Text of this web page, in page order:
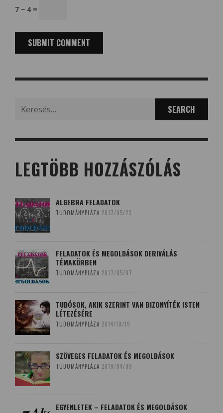
7 − 4 =
for:
LEGTÖBB HOZZÁSZÓLÁS
ALGEBRA FELADATOK
TUDOMÁNYPLÁZA 2017/05/23
FELADATOK ÉS MEGOLDÁSOK DERIVÁLÁS
TÉMAKÖRBEN
TUDOMÁNYPLÁZA 2017/05/07
TUDÓSOK, AKIK SZERINT VAN BIZONYÍTÉK ISTEN
LÉTEZÉSÉRE
TUDOMÁNYPLÁZA 2014/10/19
SZÖVEGES FELADATOK ÉS MEGOLDÁSOK
TUDOMÁNYPLÁZA 2019/04/09
EGYENLETEK – FELADATOK ÉS MEGOLDÁSOK